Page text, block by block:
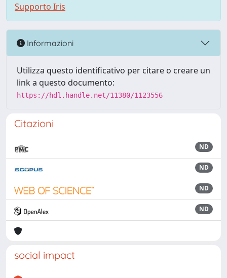
Supporto Iris
Informazioni
Utilizza questo identificativo per citare o creare un
link a questo documento:
https://hdl.handle.net/11380/1123556
Citazioni
ND
ND
ND
ND
social impact